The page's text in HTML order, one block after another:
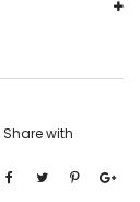
Share with